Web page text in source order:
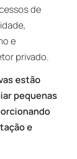
de
e
privado.
estão
pequenas
e